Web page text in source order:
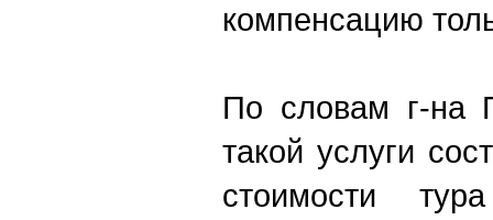
компенсацию
По словам г-на
такой услуги
стоимости